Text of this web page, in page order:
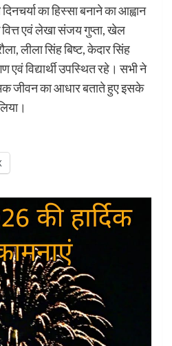
का हिस्सा बनाने का आह्वान
एवं लेखा संजय गुप्ता, खेल
लीला सिंह बिष्ट, केदार सिंह
एवं विद्यार्थी उपस्थित रहे। सभी ने
जीवन का आधार बताते हुए इसके